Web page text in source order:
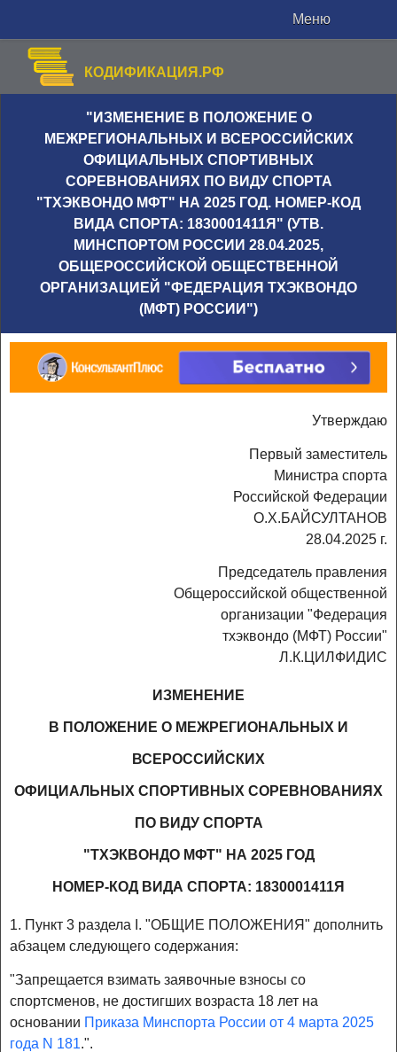
Меню
КОДИФИКАЦИЯ.РФ
"ИЗМЕНЕНИЕ В ПОЛОЖЕНИЕ О
МЕЖРЕГИОНАЛЬНЫХ И ВСЕРОССИЙСКИХ
ОФИЦИАЛЬНЫХ СПОРТИВНЫХ
СОРЕВНОВАНИЯХ ПО ВИДУ СПОРТА
"ТХЭКВОНДО МФТ" НА 2025 ГОД. НОМЕР-КОД
ВИДА СПОРТА: 1830001411Я" (УТВ.
МИНСПОРТОМ РОССИИ 28.04.2025,
ОБЩЕРОССИЙСКОЙ ОБЩЕСТВЕННОЙ
ОРГАНИЗАЦИЕЙ "ФЕДЕРАЦИЯ ТХЭКВОНДО
(МФТ) РОССИИ")
Утверждаю
Первый заместитель
Министра спорта
Российской Федерации
О.Х.БАЙСУЛТАНОВ
28.04.2025 г.
Председатель правления
Общероссийской общественной
организации "Федерация
тхэквондо (МФТ) России"
Л.К.ЦИЛФИДИС
ИЗМЕНЕНИЕ
В ПОЛОЖЕНИЕ О МЕЖРЕГИОНАЛЬНЫХ И
ВСЕРОССИЙСКИХ
ОФИЦИАЛЬНЫХ СПОРТИВНЫХ СОРЕВНОВАНИЯХ
ПО ВИДУ СПОРТА
"ТХЭКВОНДО МФТ" НА 2025 ГОД
НОМЕР-КОД ВИДА СПОРТА: 1830001411Я
1. Пункт 3 раздела I. "ОБЩИЕ ПОЛОЖЕНИЯ" дополнить
абзацем следующего содержания:
"Запрещается взимать заявочные взносы со
спортсменов, не достигших возраста 18 лет на
основании Приказа Минспорта России от 4 марта 2025
года N 181.".